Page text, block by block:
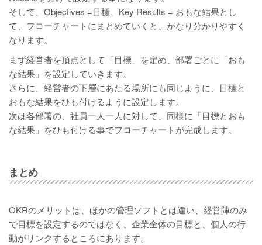
そして、Objectives =目標、Key Results = おもな結果とし
て、フローチャートにまとめていくと、かなり分かりやすく
なります。
まず経営者を頂点として「目標」を定め、部署ごとに「おも
な結果」を設定していきます。
さらに、経営者の下層にあたる場所にも同じように、目標と
おもな結果をひも付けるように設定します。
次は各部署の、社員一人一人に対して、同様に「目標とおも
な結果」をひも付ける事でフローチャートが完成します。
まとめ
OKRのメリットは、ほかの管理ソフトとは違い、経営陣のみ
で目標を設定するのではなく、企業全体の目標と、個人の行
動がリンクするところにあります。